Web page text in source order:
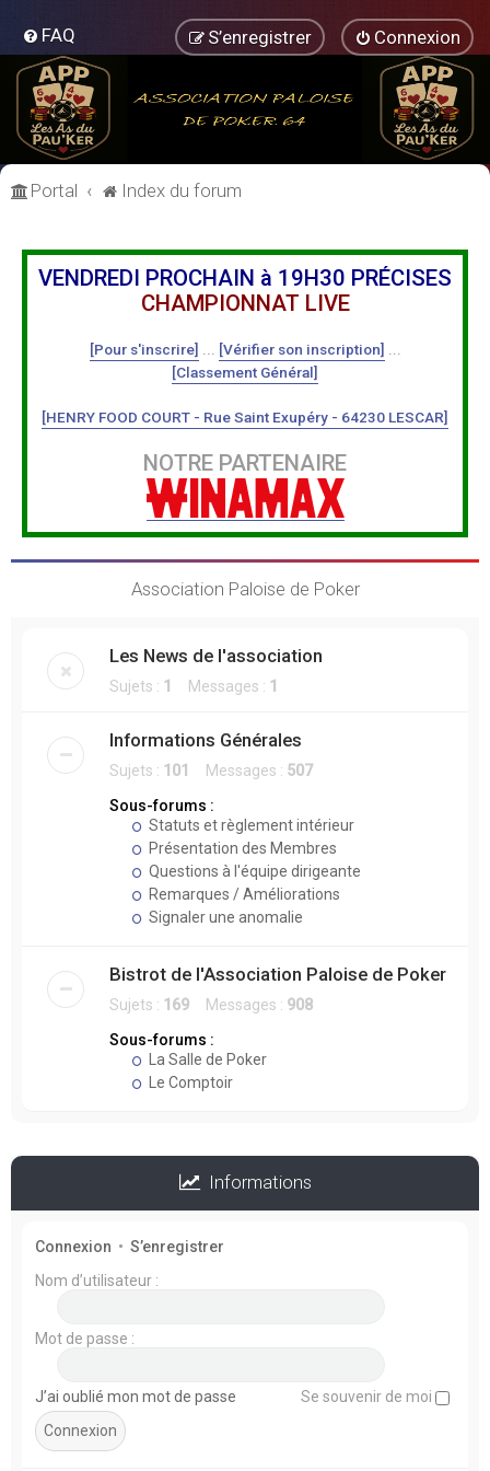
FAQ Connexion
S’enregistrer
Portal Index du forum
VENDREDI PROCHAIN à 19H30 PRÉCISES
CHAMPIONNAT LIVE
[Pour s'inscrire] [Vérifier son inscription]
[Classement Général]
[HENRY FOOD COURT - Rue Saint Exupéry - 64230 LESCAR]
NOTRE PARTENAIRE
Association Paloise de Poker
Les News de l'association
Sujets : 1 Messages : 1
Informations Générales
Sujets : 101 Messages : 507
Sous-forums :
Statuts et règlement intérieur
Présentation des Membres
Questions à l'équipe dirigeante
Remarques / Améliorations
Signaler une anomalie
Bistrot de l'Association Paloise de Poker
Sujets : 169 Messages : 908
Sous-forums :
La Salle de Poker
Le Comptoir
Informations
Connexion • S’enregistrer
Nom d’utilisateur :
Mot de passe :
J’ai oublié mon mot de passe Se souvenir de moi